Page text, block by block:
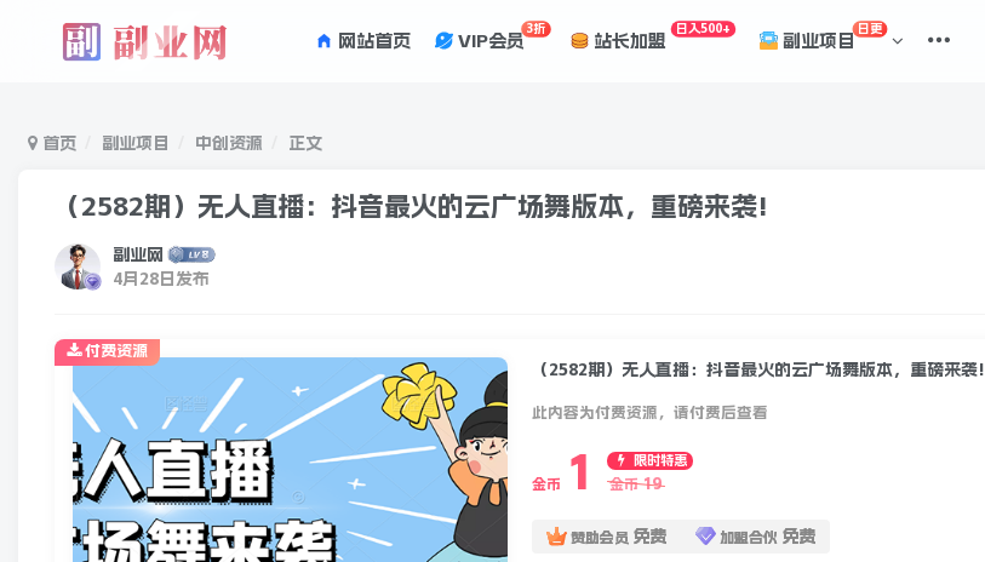
网站首页 VIP会员
3折
站长加盟
日入500+
副业项目
日更
首页 副业项目 中创资源 正文
（2582期）无人直播：抖音最火的云广场舞版本，重磅来袭!
副业网
4月28日发布
（2582期）无人直播：抖音最火的云广场舞版本，重磅来袭!
此内容为付费资源，请付费后查看
金币 1
限时特惠
金币 19
赞助会员 免费 加盟合伙 免费
付费资源